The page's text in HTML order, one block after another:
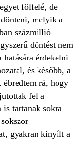
fölfelé, de
melyik a
százmillió
döntést nem
érdekelni
és később, a
rá, hogy
fel a
is tartanak sokra
gyakran kinyílt a